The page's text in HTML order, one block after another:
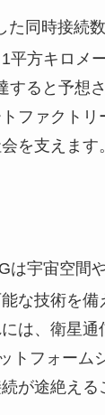
た同時接続
平方キロメ
すると予想
ファクトリ
を支えます。
は宇宙空間
な技術を備
は、衛星通
トフォーム
が途絶える